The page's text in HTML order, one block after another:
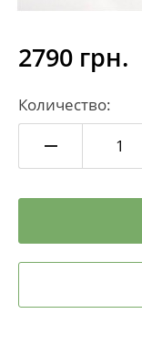
2790 грн.
Количество: